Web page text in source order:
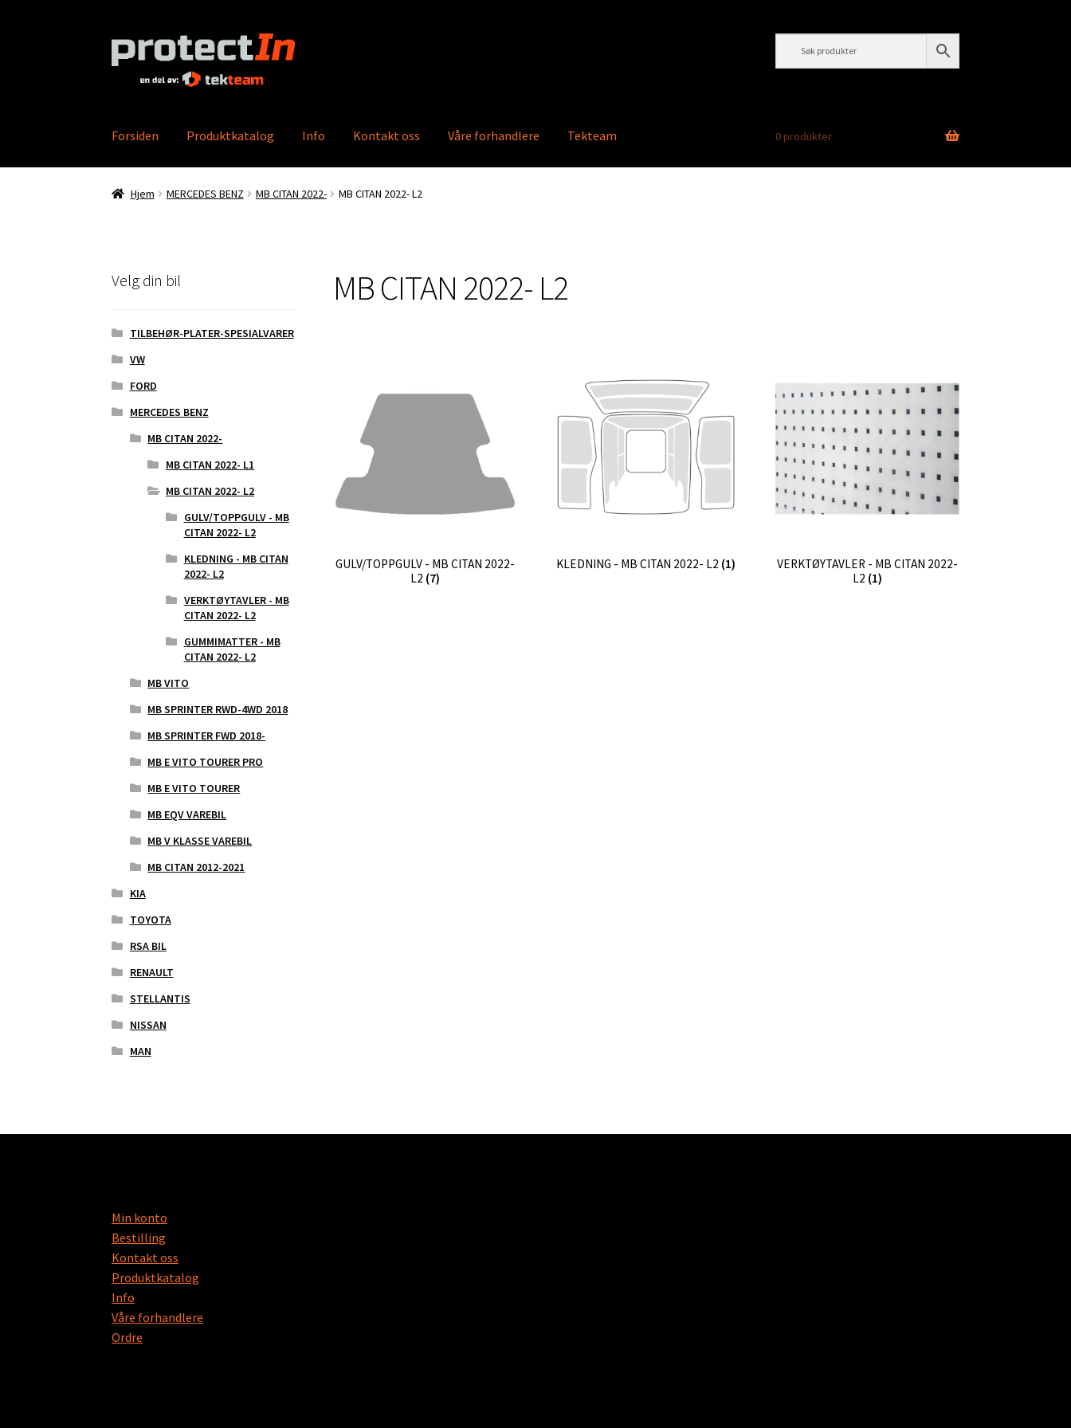
Hopp
til
navigasjon
Hopp
til
innhold
Forsiden Produktkatalog Info Kontakt oss Våre forhandlere Tekteam
Hjem Min kontoBestilling Kontakt oss Produktkatalog Info
0 produkter
Hjem MERCEDES BENZ MB CITAN 2022- MB CITAN 2022- L2
MB CITAN 2022- L2
GULV/TOPPGULV - MB CITAN 2022-
L2 (7)
KLEDNING - MB CITAN 2022- L2 (1)
VERKTØYTAVLER - MB CITAN 2022-
L2 (1)
Velg din bil
TILBEHØR-PLATER-SPESIALVARER
VW
FORD
MERCEDES BENZ
MB CITAN 2022-
MB CITAN 2022- L1
MB CITAN 2022- L2
GULV/TOPPGULV - MB
CITAN 2022- L2
KLEDNING - MB CITAN
2022- L2
VERKTØYTAVLER - MB
CITAN 2022- L2
GUMMIMATTER - MB
CITAN 2022- L2
MB VITO
MB SPRINTER RWD-4WD 2018
MB SPRINTER FWD 2018-
MB E VITO TOURER PRO
MB E VITO TOURER
MB EQV VAREBIL
MB V KLASSE VAREBIL
MB CITAN 2012-2021
KIA
TOYOTA
RSA BIL
RENAULT
STELLANTIS
NISSAN
MAN
Min konto
Bestilling
Kontakt oss
Produktkatalog
Info
Våre forhandlere
Ordre